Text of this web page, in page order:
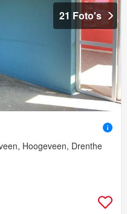
21 Foto's
Hoogeveen, Drenthe